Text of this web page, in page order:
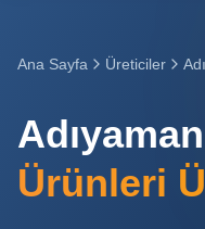
Giriş yapın
Giriş
Yap
Ol
Ana Sayfa Üreticiler
Adıyaman
Ürünleri